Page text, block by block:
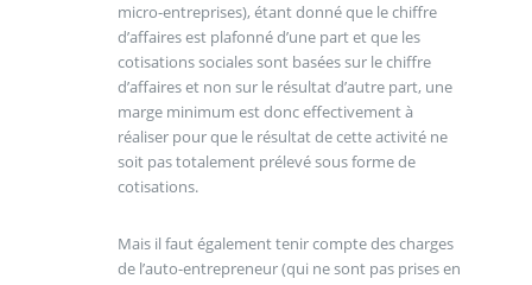
micro-entreprises), étant donné que le chiffre
d’affaires est plafonné d’une part et que les
cotisations sociales sont basées sur le chiffre
d’affaires et non sur le résultat d’autre part, une
marge minimum est donc effectivement à
réaliser pour que le résultat de cette activité ne
soit pas totalement prélevé sous forme de
cotisations.
Mais il faut également tenir compte des charges
de l’auto-entrepreneur (qui ne sont pas prises en